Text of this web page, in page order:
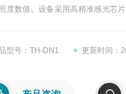
度数值。设备采用高精准感光芯
型号：TH-DN1
更新时间：